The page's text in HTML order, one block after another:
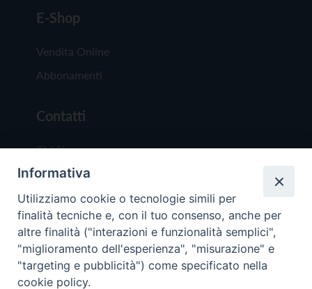
E-Shop
Vendita Online
Abbonamenti
Contatti
Chi Siamo
Redazione
Scrivici
Copyright © 2019 - Tutti i diritti riservati - Vita
Informativa
Utilizziamo cookie o tecnologie simili per
finalità tecniche e, con il tuo consenso, anche per
altre finalità ("interazioni e funzionalità semplici",
"miglioramento dell'esperienza", "misurazione" e
"targeting e pubblicità") come specificato nella
cookie policy.